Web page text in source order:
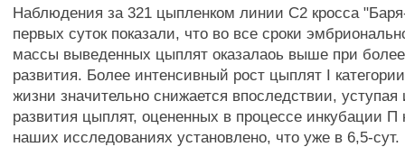
Наблюдения за 321 цыпленком линии С2 кросса
первых суток показали, что во все сроки
массы выведенных цыплят оказалаоь выше при более
развития. Более интенсивный рост цыплят I
жизни значительно снижается впоследствии, уступая
развития цыплят, оцененных в процессе инкубации П
наших исследованиях установлено, что уже в 6,5-сут.